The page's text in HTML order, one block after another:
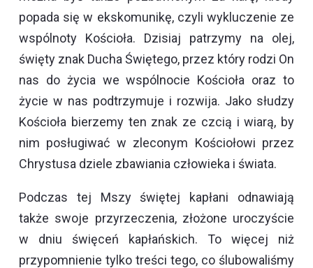
popada się w ekskomunikę, czyli wykluczenie ze
wspólnoty Kościoła. Dzisiaj patrzymy na olej,
święty znak Ducha Świętego, przez który rodzi On
nas do życia we wspólnocie Kościoła oraz to
życie w nas podtrzymuje i rozwija. Jako słudzy
Kościoła bierzemy ten znak ze czcią i wiarą, by
nim posługiwać w zleconym Kościołowi przez
Chrystusa dziele zbawiania człowieka i świata.
Podczas tej Mszy świętej kapłani odnawiają
także swoje przyrzeczenia, złożone uroczyście
w dniu święceń kapłańskich. To więcej niż
przypomnienie tylko treści tego, co ślubowaliśmy